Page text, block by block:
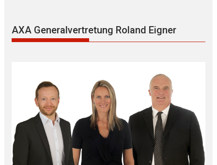
AXA Generalvertretung Roland Eigner